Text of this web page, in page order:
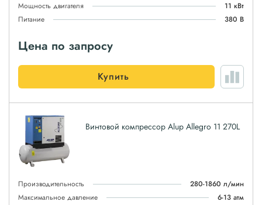
Мощность двигателя
11 кВт
Питание
380 В
Цена по запросу
Купить
Винтовой компрессор Alup Allegro 11 270L
Производительность
280-1860 л/мин
Максимальное давление
6-13 атм